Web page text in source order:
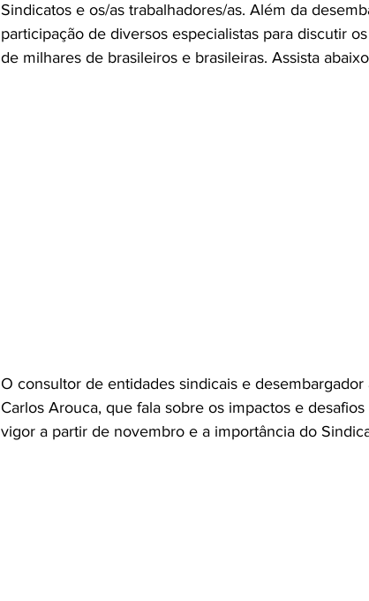
Sindicatos e os/as trabalhadores/as. Além da
participação de diversos especialistas para discutir
de milhares de brasileiros e brasileiras. Assista
O consultor de entidades sindicais e
Carlos Arouca, que fala sobre os impactos e
vigor a partir de novembro e a importância do